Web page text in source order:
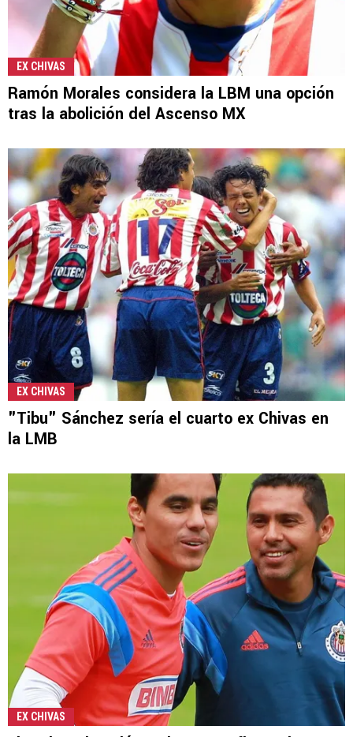
EX CHIVAS
Ramón Morales considera la LBM una opción
tras la abolición del Ascenso MX
EX CHIVAS
"Tibu" Sánchez sería el cuarto ex Chivas en
la LMB
EX CHIVAS